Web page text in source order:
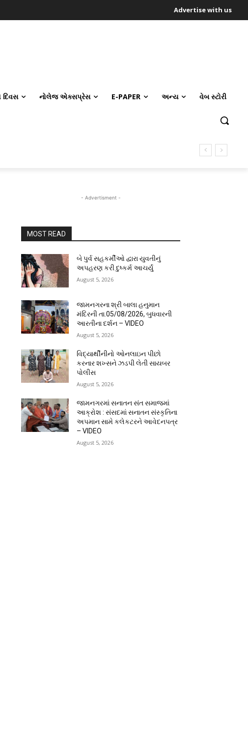
Advertise with us
નોલેજ એક્સપ્રેસ E-PAPER અન્ય વેબ સ્ટોરી
- Advertisment -
MOST READ
બે પુર્વ સહકર્મીઓ દ્વારા યુવતીનું
અપહરણ કરી દુષ્કર્મ આચર્યું
August 5, 2026
જામનગરના શ્રી બાલા હનુમાન
મંદિરની તા.05/08/2026, બુધવારની
આરતીના દર્શન – VIDEO
August 5, 2026
વિદ્યાર્થીનીનો ઓનલાઇન પીછો
કરનાર શખ્સને ઝડપી લેતી સાયબર
પોલીસ
August 5, 2026
જામનગરમાં સનાતન સંત સમાજમાં
આક્રોશ : સંસદમાં સનાતન સંસ્કૃતિના
અપમાન સામે કલેકટરને આવેદનપત્ર
– VIDEO
August 5, 2026